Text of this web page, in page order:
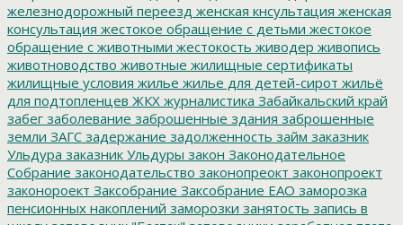
железнодорожный переезд женская кнсультация женская
консультация жестокое обращение с детьми жестокое
обращение с животными жестокость живодер живопись
животноводство животные жилищные сертификаты
жилищные условия жилье жилье для детей-сирот жильё
для подтопленцев ЖКХ журналистика Забайкальский край
забег заболевание заброшенные здания заброшенные
земли ЗАГС задержание задолженность займ заказник
Ульдура заказник Ульдуры закон Законодательное
Собрание законодательство законопреокт законопроект
законороект Заксобрание Заксобрание ЕАО заморозка
пенсионных накоплений заморозки занятость запись в